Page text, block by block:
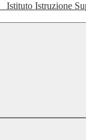
Istituto Istruzione